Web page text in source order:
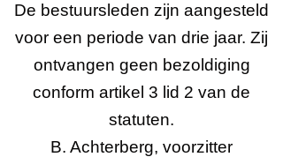
De bestuursleden zijn aangesteld
voor een periode van drie jaar. Zij
ontvangen geen bezoldiging
conform artikel 3 lid 2 van de
statuten.
B. Achterberg, voorzitter